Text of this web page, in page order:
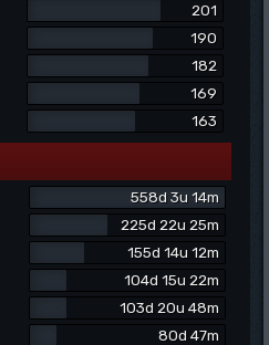
201
190
182
169
163
558d 3u 14m
225d 22u 25m
155d 14u 12m
104d 15u 22m
103d 20u 48m
80d 47m